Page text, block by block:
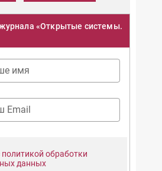
«Открытые системы.
имя
Email
политикой обработки
данных